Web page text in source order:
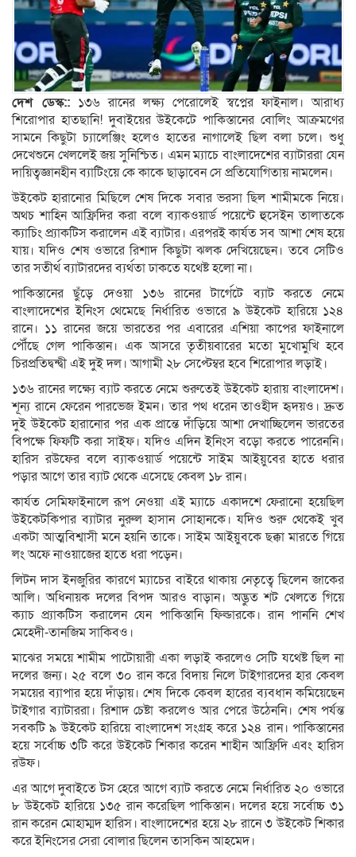
দেশ ডেস্ক:: ১৩৬ রানের লক্ষ্য পেরোলেই স্বপ্নের ফাইনাল। আরাধ্য
শিরোপার হাতছানি! দুবাইয়ের উইকেটে পাকিস্তানের বোলিং আক্রমণের
সামনে কিছুটা চ্যালেঞ্জিং হলেও হাতের নাগালেই ছিল বলা চলে। শুধু
দেখেশুনে খেললেই জয় সুনিশ্চিত। এমন ম্যাচে বাংলাদেশের ব্যাটাররা যেন
দায়িত্বজ্ঞানহীন ব্যাটিংয়ে কে কাকে ছাড়াবেন সে প্রতিযোগিতায় নামলেন।
উইকেট হারানোর মিছিলে শেষ দিকে সবার ভরসা ছিল শামীমকে নিয়ে।
অথচ শাহিন আফ্রিদির করা বলে ব্যাকওয়ার্ড পয়েন্টে হুসেইন তালাতকে
ক্যাচিং প্র্যাকটিস করালেন এই ব্যাটার। এরপরই কার্যত সব আশা শেষ হয়ে
যায়। যদিও শেষ ওভারে রিশাদ কিছুটা ঝলক দেখিয়েছেন। তবে সেটিও
তার সতীর্থ ব্যাটারদের ব্যর্থতা ঢাকতে যথেষ্ট হলো না।
পাকিস্তানের ছুঁড়ে দেওয়া ১৩৬ রানের টার্গেটে ব্যাট করতে নেমে
বাংলাদেশের ইনিংস থেমেছে নির্ধারিত ওভারে ৯ উইকেট হারিয়ে ১২৪
রানে। ১১ রানের জয়ে ভারতের পর এবারের এশিয়া কাপের ফাইনালে
পৌঁছে গেল পাকিস্তান। এক আসরে তৃতীয়বারের মতো মুখোমুখি হবে
চিরপ্রতিদ্বন্দ্বী এই দুই দল। আগামী ২৮ সেপ্টেম্বর হবে শিরোপার লড়াই।
১৩৬ রানের লক্ষ্যে ব্যাট করতে নেমে শুরুতেই উইকেট হারায় বাংলাদেশ।
শূন্য রানে ফেরেন পারভেজ ইমন। তার পথ ধরেন তাওহীদ হৃদয়ও। দ্রুত
দুই উইকেট হারানোর পর এক প্রান্তে দাঁড়িয়ে আশা দেখাচ্ছিলেন ভারতের
বিপক্ষে ফিফটি করা সাইফ। যদিও এদিন ইনিংস বড়ো করতে পারেননি।
হারিস রউফের বলে ব্যাকওয়ার্ড পয়েন্টে সাইম আইয়ুবের হাতে ধরার
পড়ার আগে তার ব্যাট থেকে এসেছে কেবল ১৮ রান।
কার্যত সেমিফাইনালে রূপ নেওয়া এই ম্যাচে একাদশে ফেরানো হয়েছিল
উইকেটকিপার ব্যাটার নুরুল হাসান সোহানকে। যদিও শুরু থেকেই খুব
একটা আত্মবিশ্বাসী মনে হয়নি তাকে। সাইম আইয়ুবকে ছক্কা মারতে গিয়ে
লং অফে নাওয়াজের হাতে ধরা পড়েন।
লিটন দাস ইনজুরির কারণে ম্যাচের বাইরে থাকায় নেতৃত্বে ছিলেন জাকের
আলি। অধিনায়ক দলের বিপদ আরও বাড়ান। অদ্ভুত শট খেলতে গিয়ে
ক্যাচ প্র্যাকটিস করালেন যেন পাকিস্তানি ফিল্ডারকে। রান পাননি শেখ
মেহেদী-তানজিম সাকিবও।
মাঝের সময়ে শামীম পাটোয়ারী একা লড়াই করলেও সেটি যথেষ্ট ছিল না
দলের জন্য। ২৫ বলে ৩০ রান করে বিদায় নিলে টাইগারদের হার কেবল
সময়ের ব্যাপার হয়ে দাঁড়ায়। শেষ দিকে কেবল হারের ব্যবধান কমিয়েছেন
টাইগার ব্যাটাররা। রিশাদ চেষ্টা করলেও আর পেরে উঠেননি। শেষ পর্যন্ত
সবকটি ৯ উইকেট হারিয়ে বাংলাদেশ সংগ্রহ করে ১২৪ রান। পাকিস্তানের
হয়ে সর্বোচ্চ ৩টি করে উইকেট শিকার করেন শাহীন আফ্রিদি এবং হারিস
রউফ।
এর আগে দুবাইতে টস হেরে আগে ব্যাট করতে নেমে নির্ধারিত ২০ ওভারে
৮ উইকেট হারিয়ে ১৩৫ রান করেছিল পাকিস্তান। দলের হয়ে সর্বোচ্চ ৩১
রান করেন মোহাম্মদ হারিস। বাংলাদেশের হয়ে ২৮ রানে ৩ উইকেট শিকার
করে ইনিংসের সেরা বোলার ছিলেন তাসকিন আহমেদ।